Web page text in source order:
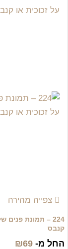
צפייה מהירה
224 – תמונת
קנבס
החל מ- ₪69